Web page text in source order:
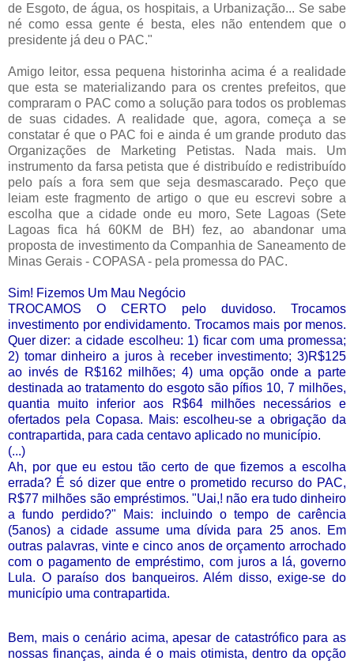
de Esgoto, de água, os hospitais, a Urbanização... Se sabe
né como essa gente é besta, eles não entendem que o
presidente já deu o PAC."
Amigo leitor, essa pequena historinha acima é a realidade
que esta se materializando para os crentes prefeitos, que
compraram o PAC como a solução para todos os problemas
de suas cidades. A realidade que, agora, começa a se
constatar é que o PAC foi e ainda é um grande produto das
Organizações de Marketing Petistas. Nada mais. Um
instrumento da farsa petista que é distribuído e redistribuído
pelo país a fora sem que seja desmascarado. Peço que
leiam este fragmento de artigo o que eu escrevi sobre a
escolha que a cidade onde eu moro, Sete Lagoas (Sete
Lagoas fica há 60KM de BH) fez, ao abandonar uma
proposta de investimento da Companhia de Saneamento de
Minas Gerais - COPASA - pela promessa do PAC.
Sim! Fizemos Um Mau Negócio
TROCAMOS O CERTO pelo duvidoso. Trocamos
investimento por endividamento. Trocamos mais por menos.
Quer dizer: a cidade escolheu: 1) ficar com uma promessa;
2) tomar dinheiro a juros à receber investimento; 3)R$125
ao invés de R$162 milhões; 4) uma opção onde a parte
destinada ao tratamento do esgoto são pífios 10, 7 milhões,
quantia muito inferior aos R$64 milhões necessários e
ofertados pela Copasa. Mais: escolheu-se a obrigação da
contrapartida, para cada centavo aplicado no município.
(...)
Ah, por que eu estou tão certo de que fizemos a escolha
errada? É só dizer que entre o prometido recurso do PAC,
R$77 milhões são empréstimos. "Uai,! não era tudo dinheiro
a fundo perdido?" Mais: incluindo o tempo de carência
(5anos) a cidade assume uma dívida para 25 anos. Em
outras palavras, vinte e cinco anos de orçamento arrochado
com o pagamento de empréstimo, com juros a lá, governo
Lula. O paraíso dos banqueiros. Além disso, exige-se do
município uma contrapartida.
Bem, mais o cenário acima, apesar de catastrófico para as
nossas finanças, ainda é o mais otimista, dentro da opção